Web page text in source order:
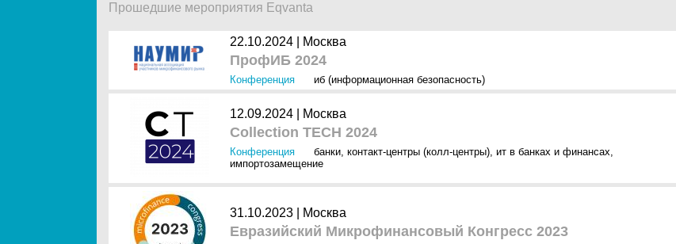
Прошедшие мероприятия Eqvanta
22.10.2024 | Москва
ПрофИБ 2024
Конференция иб (информационная безопасность)
12.09.2024 | Москва
Collection TECH 2024
Конференция банки, контакт-центры (колл-центры), ит в банках и финансах,
импортозамещение
31.10.2023 | Москва
Евразийский Микрофинансовый Конгресс 2023